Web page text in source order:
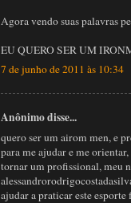
Agora vendo suas palavras
EU QUERO SER UM
7 de junho de 2011 às 10:34
Anônimo disse...
quero ser um airom men, e
para me ajudar e me
tornar um profissional, meu
ajudar a praticar este